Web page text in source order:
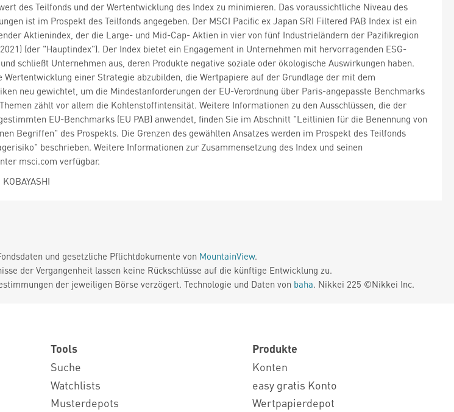
des Teilfonds und der Wertentwicklung des Index zu minimieren. Das voraussichtliche Niveau des
ist im Prospekt des Teilfonds angegeben. Der MSCI Pacific ex Japan SRI Filtered PAB Index ist ein
Aktienindex, der die Large- und Mid-Cap- Aktien in vier von fünf Industrieländern der Pazifikregion
(der "Hauptindex"). Der Index bietet ein Engagement in Unternehmen mit hervorragenden ESG-
schließt Unternehmen aus, deren Produkte negative soziale oder ökologische Auswirkungen haben.
einer Strategie abzubilden, die Wertpapiere auf der Grundlage der mit dem
neu gewichtet, um die Mindestanforderungen der EU-Verordnung über Paris-angepasste Benchmarks
zählt vor allem die Kohlenstoffintensität. Weitere Informationen zu den Ausschlüssen, die der
EU-Benchmarks (EU PAB) anwendet, finden Sie im Abschnitt "Leitlinien für die Benennung von
Begriffen" des Prospekts. Die Grenzen des gewählten Ansatzes werden im Prospekt des Teilfonds
beschrieben. Weitere Informationen zur Zusammensetzung des Index und seinen
msci.com verfügbar.
und gesetzliche Pflichtdokumente von MountainView.
der Vergangenheit lassen keine Rückschlüsse auf die künftige Entwicklung zu.
der jeweiligen Börse verzögert. Technologie und Daten von baha. Nikkei 225 ©Nikkei Inc.
Tools
Suche
Watchlists
Musterdepots
Produkte
Konten
easy gratis Konto
Wertpapierdepot